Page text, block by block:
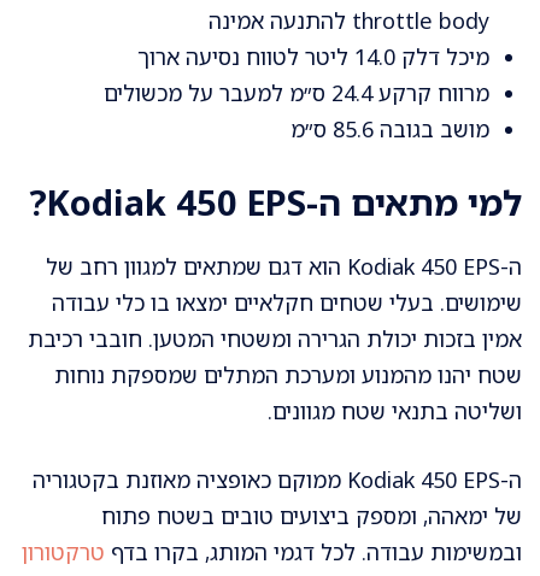
throttle body להתנעה אמינה
מיכל דלק 14.0 ליטר לטווח נסיעה ארוך
מרווח קרקע 24.4 ס״מ למעבר על מכשולים
מושב בגובה 85.6 ס״מ
למי מתאים ה-Kodiak 450 EPS?
ה-Kodiak 450 EPS הוא דגם שמתאים למגוון רחב של
שימושים. בעלי שטחים חקלאיים ימצאו בו כלי עבודה
אמין בזכות יכולת הגרירה ומשטחי המטען. חובבי רכיבת
שטח יהנו מהמנוע ומערכת המתלים שמספקת נוחות
ושליטה בתנאי שטח מגוונים.
ה-Kodiak 450 EPS ממוקם כאופציה מאוזנת בקטגוריה
של ימאהה, ומספק ביצועים טובים בשטח פתוח
ובמשימות עבודה. לכל דגמי המותג, בקרו בדף טרקטורון